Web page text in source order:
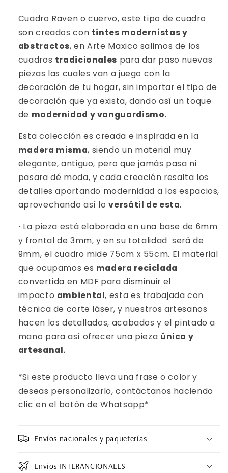
Cuadro Raven o cuervo, este tipo de cuadro
son creados con tintes modernistas y
abstractos, en Arte Maxico salimos de los
cuadros tradicionales para dar paso nuevas
piezas las cuales van a juego con la
decoración de tu hogar, sin importar el tipo de
decoración que ya exista, dando así un toque
de modernidad y vanguardismo.
Esta colección es creada e inspirada en la
madera misma, siendo un material muy
elegante, antiguo, pero que jamás pasa ni
pasara dé moda, y cada creación resalta los
detalles aportando modernidad a los espacios,
aprovechando así loversátil de esta.
· La pieza está elaborada en una base de 6mm
y frontal de 3mm, y en su totalidad será de
9mm, el cuadro mide 75cm x 55cm. El material
que ocupamos es madera reciclada
convertida en MDF para disminuir el
impacto ambiental, esta es trabajada con
técnica de corte láser, y nuestros artesanos
hacen los detallados, acabados y el pintado a
mano para así ofrecer una pieza única y
artesanal.
*Si este producto lleva una frase o color y
deseas personalizarlo, contáctanos haciendo
clic en el botón de Whatsapp*
Envíos nacionales y paqueterías
Envíos INTERANCIONALES